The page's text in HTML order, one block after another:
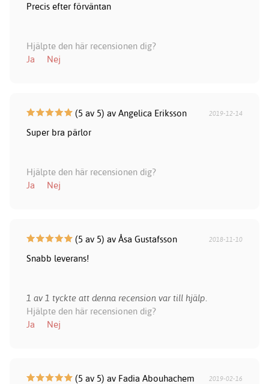
Precis efter förväntan
Hjälpte den här recensionen dig?
Ja
Nej
(5 av 5) av Angelica Eriksson 2019-12-14
Super bra pärlor
Hjälpte den här recensionen dig?
Ja
Nej
(5 av 5) av Åsa Gustafsson 2018-11-10
Snabb leverans!
1 av 1 tyckte att denna recension var till hjälp.
Hjälpte den här recensionen dig?
Ja
Nej
(5 av 5) av Fadia Abouhachem 2019-02-16